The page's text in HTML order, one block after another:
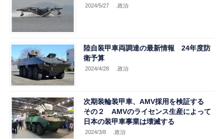
2024/5/27 .政治
陸自装甲車両調達の最新情報 24年度防
衛予算
2024/4/28 .政治
次期装輪装甲車、AMV採用を検証する
その２ AMVのライセンス生産によって
日本の装甲車事業は壊滅する
2024/3/8 .政治